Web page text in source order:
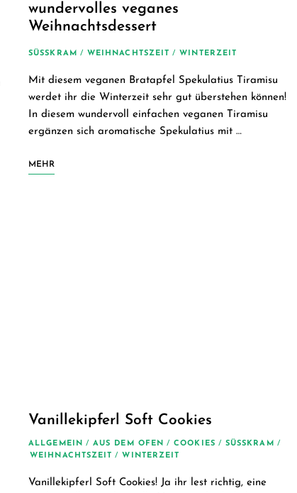
für
jeden
Tag
wundervolles veganes
Weihnachtsdessert
SÜSSKRAM / WEIHNACHTSZEIT / WINTERZEIT
Mit diesem veganen Bratapfel Spekulatius Tiramisu
werdet ihr die Winterzeit sehr gut überstehen können!
In diesem wundervoll einfachen veganen Tiramisu
ergänzen sich aromatische Spekulatius mit …
MEHR
Vanillekipferl Soft Cookies
ALLGEMEIN / AUS DEM OFEN / COOKIES / SÜSSKRAM
/
WEIHNACHTSZEIT / WINTERZEIT
Vanillekipferl Soft Cookies! Ja ihr lest richtig, eine